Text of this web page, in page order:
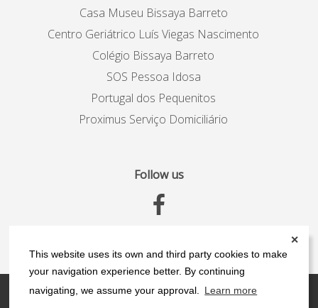
This website uses its own and third party cookies to make
your navigation experience better. By continuing
navigating, we assume your approval.
Learn more
✕
Casa Museu Bissaya Barreto
Centro Geriátrico Luís Viegas Nascimento
Colégio Bissaya Barreto
SOS Pessoa Idosa
Portugal dos Pequenitos
Proximus Serviço Domiciliário
Follow us